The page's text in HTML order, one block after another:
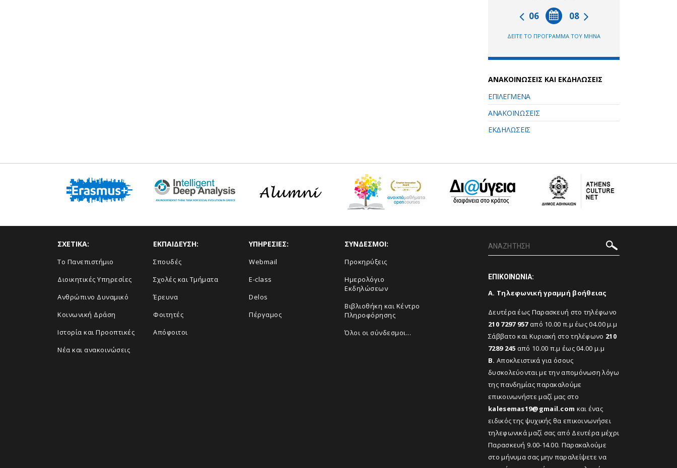
08
06
ΔΕΙΤΕ ΤΟ ΠΡΟΓΡΑΜΜΑ ΤΟΥ ΜΗΝΑ
ΑΝΑΚΟΙΝΩΣΕΙΣ ΚΑΙ ΕΚΔΗΛΩΣΕΙΣ
ΕΠΙΛΕΓΜΕΝΑ
ΑΝΑΚΟΙΝΩΣΕΙΣ
ΕΚΔΗΛΩΣΕΙΣ
ΣΧΕΤΙΚΑ:
Το Πανεπιστήμιο
Διοικητικές Υπηρεσίες
Ανθρώπινο Δυναμικό
Κοινωνική Δράση
Ιστορία και Προοπτικές
Νέα και ανακοινώσεις
ΕΚΠΑΙΔΕΥΣΗ:
Σπουδές
Σχολές και Τμήματα
Έρευνα
Φοιτητές
Απόφοιτοι
ΥΠΗΡΕΣΙΕΣ:
Webmail
E-class
Delos
Πέργαμος
ΣΥΝΔΕΣΜΟΙ:
Προκηρύξεις
Ημερολόγιο
Εκδηλώσεων
Βιβλιοθήκη και Κέντρο
Πληροφόρησης
Όλοι οι σύνδεσμοι...
ΕΠΙΚΟΙΝΩΝΙΑ:
Α. Τηλεφωνική γραμμή βοήθειας
Δευτέρα έως Παρασκευή στο τηλέφωνο
210 7297 957από 10.00 π.μ έως 04.00 μ.μ
Σάββατο και Κυριακή στο τηλέφωνο 210
7289 245 από 10.00 π.μ έως 04.00 μ.μ
Β. Αποκλειστικά για όσους
δυσκολεύονται με την απομόνωση λόγω
της πανδημίας παρακαλούμε
επικοινωνήστε μαζί μας στο
kalesemas19@gmail.com και ένας
ειδικός της ψυχικής θα επικοινωνήσει
τηλεφωνικά μαζί σας από Δευτέρα μέχρι
Παρασκευή 9.00-14.00. Παρακαλούμε
στο μήνυμα σας μην παραλείψετε να